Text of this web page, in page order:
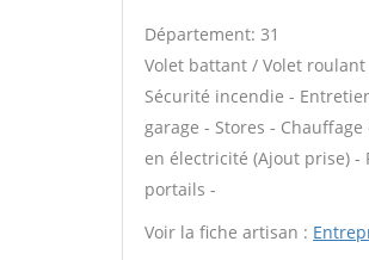
Département: 31
Volet battant / Volet
Sécurité incendie -
garage - Stores -
en électricité (Ajout prise)
portails -
Voir la fiche artisan :